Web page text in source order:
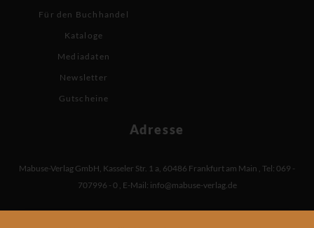
Für den Buchhandel
Kataloge
Mediadaten
Newsletter
Gutscheine
Adresse
Mabuse-Verlag GmbH Kasseler Str. 1 a 60486 Frankfurt am Main Tel: 069 -
707996 - 0 E-Mail: info@mabuse-verlag.de